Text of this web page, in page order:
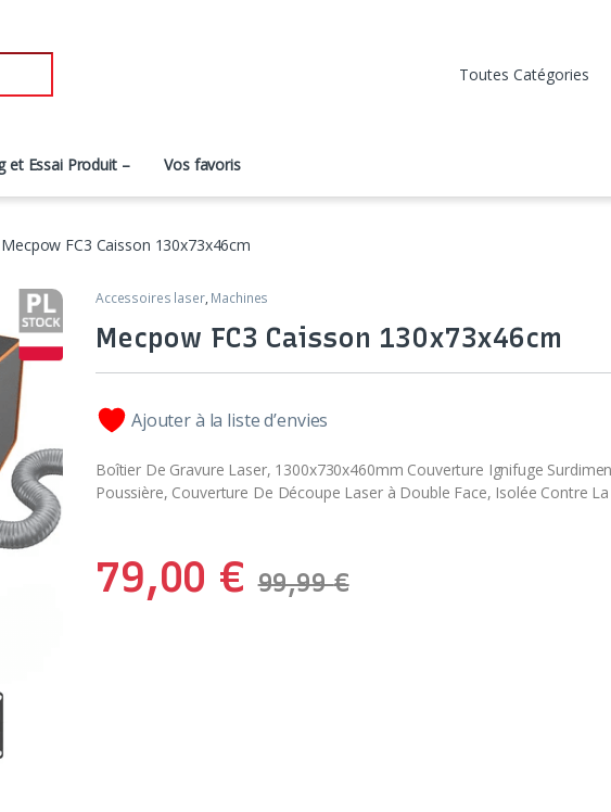
et Essai Produit – Vos favoris
Mecpow FC3 Caisson 130x73x46cm
Accessoires laser, Machines
Mecpow FC3 Caisson 130x73x46cm
Ajouter à la liste d’envies
Boîtier De Gravure Laser, 1300x730x460mm Couverture Ignifuge
Poussière, Couverture De Découpe Laser à Double Face, Isolée Contre
79,00 € 99,99€